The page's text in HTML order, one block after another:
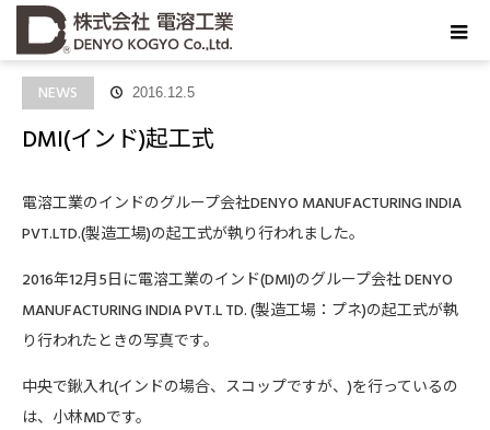
ホーム
お知らせ
NEWS DMI(インド)起工式
NEWS 2016.12.5
DMI(インド)起工式
電溶工業のインドのグループ会社DENYO MANUFACTURING INDIA
PVT.LTD.(製造工場)の起工式が執り行われました。
2016年12月5日に電溶工業のインド(DMI)のグループ会社 DENYO
MANUFACTURING INDIA PVT.L TD. (製造工場：プネ)の起工式が執
り行われたときの写真です。
中央で鍬入れ(インドの場合、スコップですが、)を行っているの
は、小林MDです。